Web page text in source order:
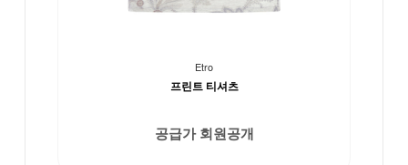
Etro
프린트 티셔츠
공급가 회원공개